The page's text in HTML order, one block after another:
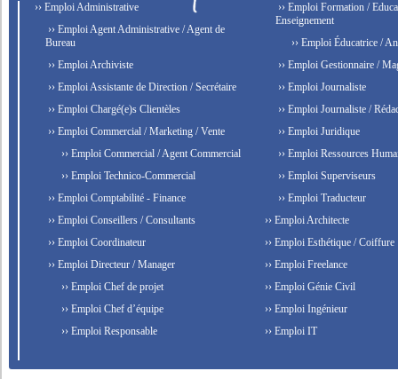
›› Emploi Administrative
›› Emploi Agent Administrative / Agent de
Bureau
›› Emploi Archiviste
›› Emploi Assistante de Direction / Secrétaire
›› Emploi Chargé(e)s Clientèles
›› Emploi Commercial / Marketing / Vente
›› Emploi Commercial / Agent Commercial
›› Emploi Technico-Commercial
›› Emploi Comptabilité - Finance
›› Emploi Conseillers / Consultants
›› Emploi Coordinateur
›› Emploi Directeur / Manager
›› Emploi Chef de projet
›› Emploi Chef d’équipe
›› Emploi Responsable
›› Emploi Formation /
Enseignement
›› Emploi Éducatrice /
›› Emploi Gestionnaire /
›› Emploi Journaliste
›› Emploi Journaliste /
›› Emploi Juridique
›› Emploi Ressources
›› Emploi Superviseurs
›› Emploi Traducteur
›› Emploi Architecte
›› Emploi Esthétique / Coiffure
›› Emploi Freelance
›› Emploi Génie Civil
›› Emploi Ingénieur
›› Emploi IT